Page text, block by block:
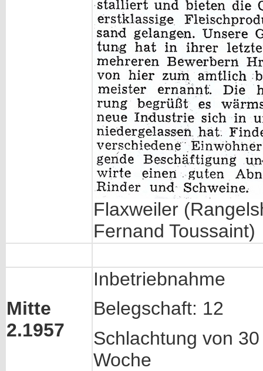
Flaxweiler
Fernand Toussaint)
Mitte
2.1957
Inbetriebnahme
Belegschaft: 12
Schlachtung von
Woche